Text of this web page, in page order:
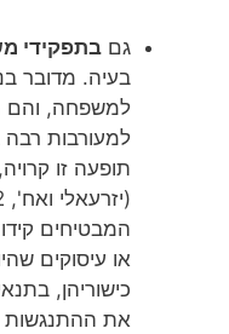
גםבתפקידי
בעיה. מדובר
למשפחה, והם
למעורבות רבה
תופעה זו קרויה,
המבטיחים
או עיסוקים
כישוריהן,
את ההתנגשות